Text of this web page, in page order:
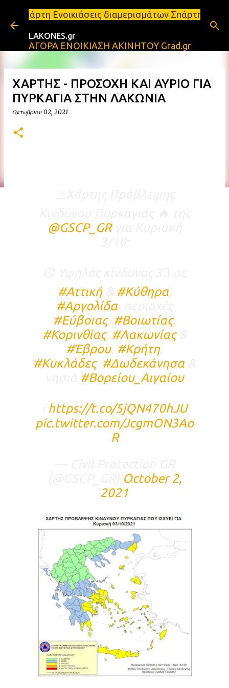
Μετάβαση στο κύριο περιεχόμενο
διαμερισμάτων Σπάρτη και Λακωνία
LAKONES.gr
ΑΓΟΡΑ ΕΝΟΙΚΙΑΣΗ ΑΚΙΝΗΤΟΥ Grad.gr
ΧΑΡΤΗΣ - ΠΡΟΣΟΧΗ ΚΑΙ ΑΥΡΙΟ ΓΙΑ
ΠΥΡΚΑΓΙΑ ΣΤΗΝ ΛΑΚΩΝΙΑ
Οκτωβρίου 02, 2021
@GSCP_GRγια Κυριακή
#Αττική& #Κύθηρα,
#Αργολίδα
#Εύβοιας, #Βοιωτίας,
#Κορινθίας, #Λακωνίας&
#Έβρου, #Κρήτη
#Κυκλάδες, #Δωδεκάνησα
#Βορείου_Αιγαίου
https://t.co/5jQN470hJU
pic.twitter.com/JcgmON3Ao
R
October 2,
2021